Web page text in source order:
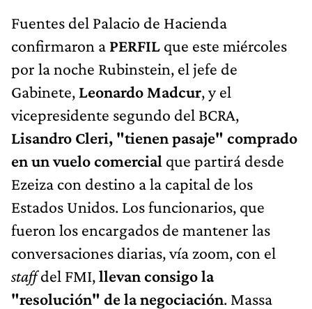
Fuentes del Palacio de Hacienda
confirmaron a PERFIL que este miércoles
por la noche Rubinstein, el jefe de
Gabinete, Leonardo Madcur, y el
vicepresidente segundo del BCRA,
Lisandro Cleri, "tienen pasaje" comprado
en un vuelo comercial que partirá desde
Ezeiza con destino a la capital de los
Estados Unidos. Los funcionarios, que
fueron los encargados de mantener las
conversaciones diarias, vía zoom, con el
staffdel FMI,llevan consigo la
"resolución" de la negociación. Massa